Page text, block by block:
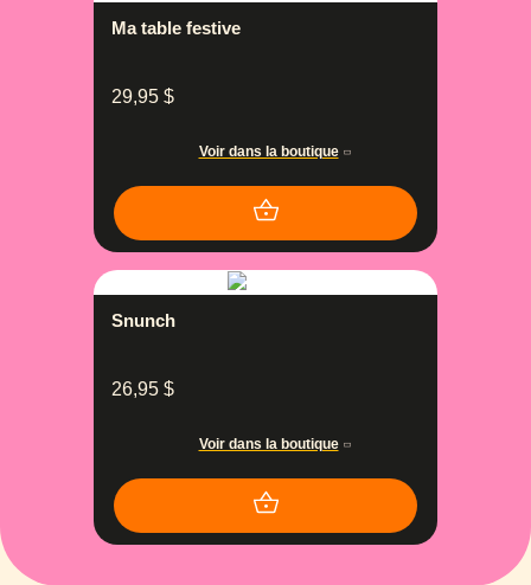
Ma table festive
29,95 $
Voir dans la boutique
Snunch
26,95 $
Voir dans la boutique